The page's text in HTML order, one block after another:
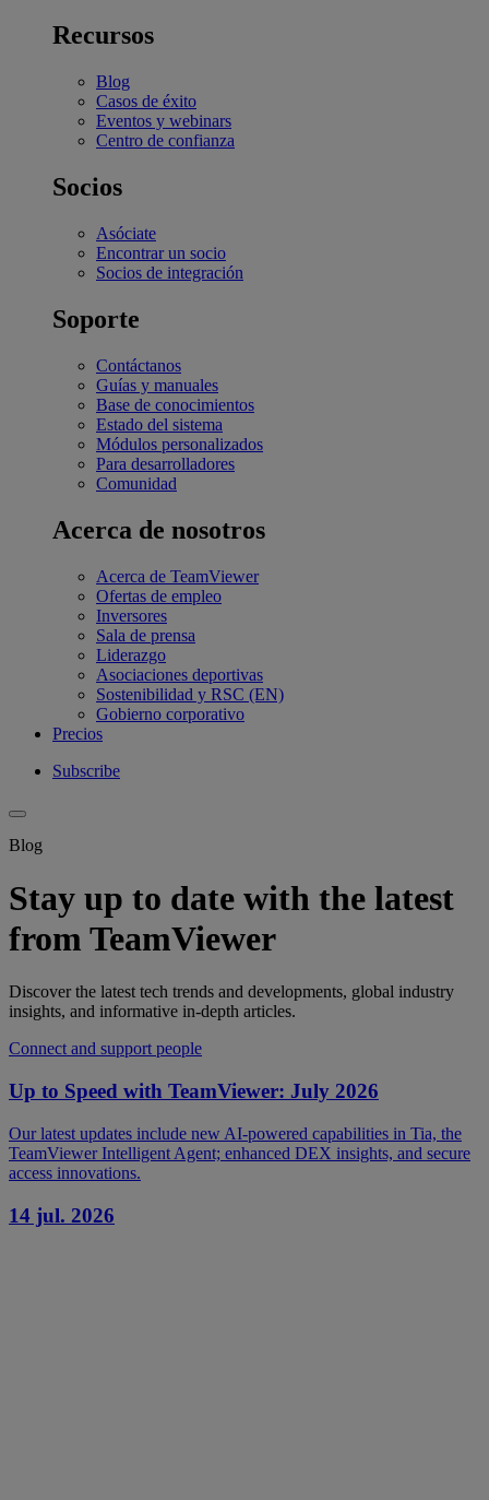
Recursos
Blog
Casos de éxito
Eventos y webinars
Centro de confianza
Socios
Asóciate
Encontrar un socio
Socios de integración
Soporte
Contáctanos
Guías y manuales
Base de conocimientos
Estado del sistema
Módulos personalizados
Para desarrolladores
Comunidad
Acerca de nosotros
Acerca de TeamViewer
Ofertas de empleo
Inversores
Sala de prensa
Liderazgo
Asociaciones deportivas
Sostenibilidad y RSC (EN)
Gobierno corporativo
Precios
Subscribe
Blog
Stay up to date with the latest
from TeamViewer
Discover the latest tech trends and developments, global industry
insights, and informative in-depth articles.
Connect and support people
Up to Speed with TeamViewer: July 2026
Our latest updates include new AI-powered capabilities in Tia, the
TeamViewer Intelligent Agent; enhanced DEX insights, and secure
access innovations.
14 jul. 2026